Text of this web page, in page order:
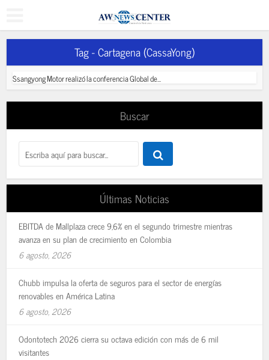
Tag - Cartagena (CassaYong)
Ssangyong Motor realizó la conferencia Global de...
Buscar
Últimas Noticias
EBITDA de Mallplaza crece 9,6% en el segundo trimestre mientras
avanza en su plan de crecimiento en Colombia
6 agosto, 2026
Chubb impulsa la oferta de seguros para el sector de energías
renovables en América Latina
6 agosto, 2026
Odontotech 2026 cierra su octava edición con más de 6 mil
visitantes